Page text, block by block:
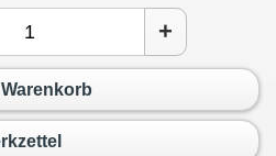
+
Warenkorb